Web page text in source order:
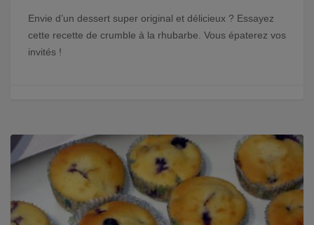
Envie d’un dessert super original et délicieux ? Essayez
cette recette de crumble à la rhubarbe. Vous épaterez vos
invités !